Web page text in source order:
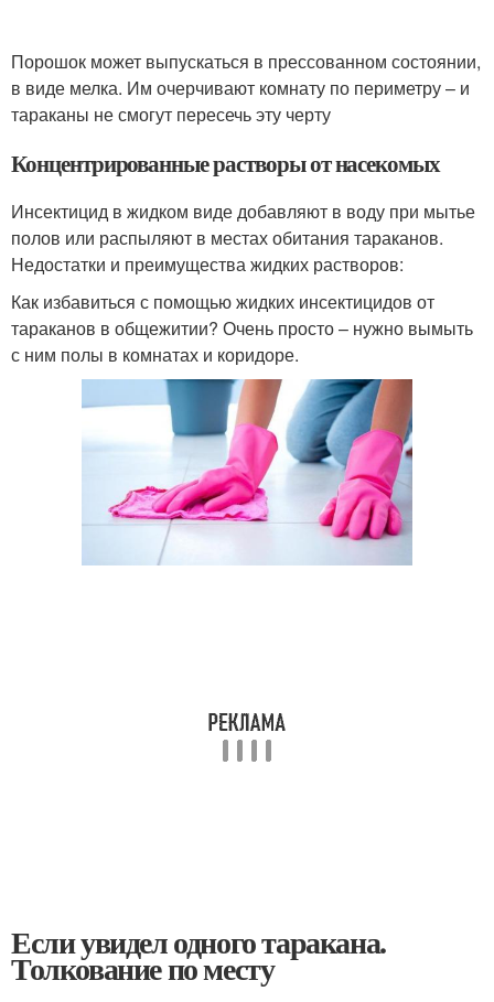
Порошок может выпускаться в прессованном состоянии,
в виде мелка. Им очерчивают комнату по периметру – и
тараканы не смогут пересечь эту черту
Концентрированные растворы от насекомых
Инсектицид в жидком виде добавляют в воду при мытье
полов или распыляют в местах обитания тараканов.
Недостатки и преимущества жидких растворов:
Как избавиться с помощью жидких инсектицидов от
тараканов в общежитии? Очень просто – нужно вымыть
с ним полы в комнатах и коридоре.
Если увидел одного таракана.
Толкование по месту